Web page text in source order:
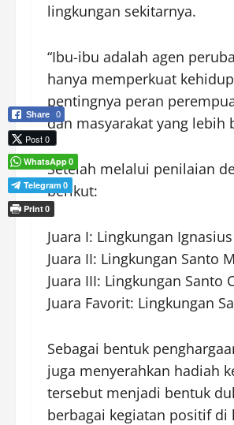
lingkungan sekitarnya.
“Ibu-ibu adalah agen
hanya memperkuat
pentingnya peran
dan masyarakat yang lebih
Setelah melalui penilaian
berikut:
Juara I: Lingkungan
Juara II: Lingkungan Santo
Juara III: Lingkungan Santo
Juara Favorit: Lingkungan
Sebagai bentuk
juga menyerahkan hadiah
tersebut menjadi bentuk
berbagai kegiatan positif di
Share 0
Post 0
WhatsApp0
Telegram 0
Print0